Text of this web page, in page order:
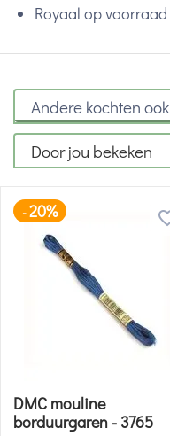
Royaal op voorraad
Andere kochten ook
Door jou bekeken
-20%
DMC mouline
borduurgaren - 3765